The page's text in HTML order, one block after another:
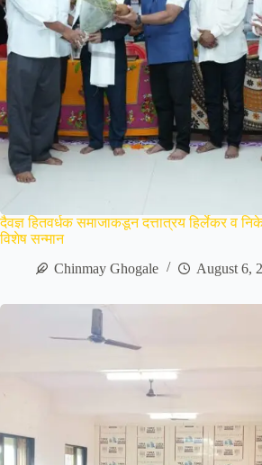
दैवज्ञ हितवर्धक समाजाकडून दत्तात्रय हिर्लेकर व
विशेष सन्मान
Chinmay Ghogale
August 6,